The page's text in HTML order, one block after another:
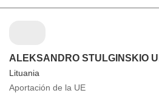
ALEKSANDRO STULGINSKIO
Lituania
Aportación de la UE